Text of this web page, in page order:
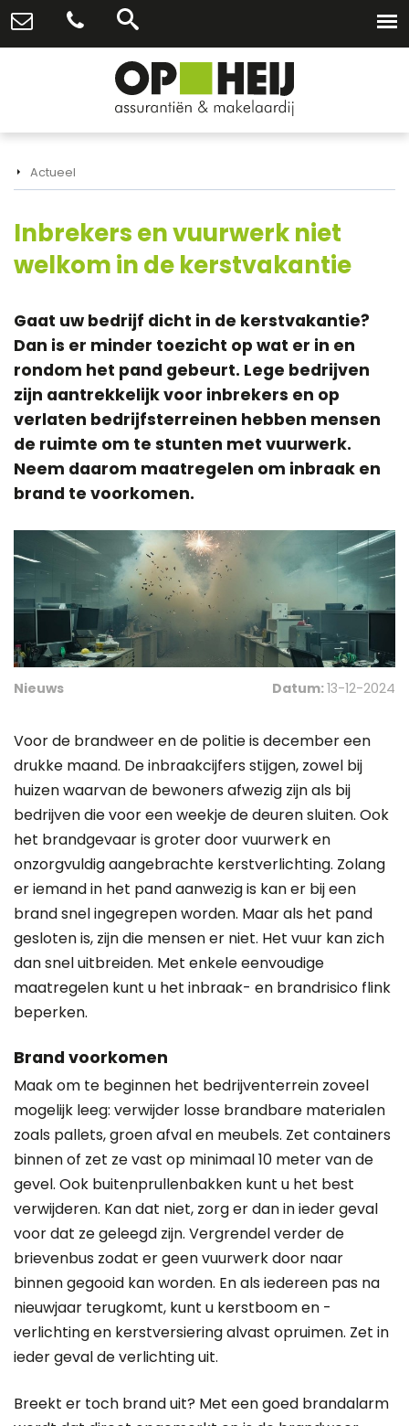
Actueel
Inbrekers en vuurwerk niet
welkom in de kerstvakantie
Gaat uw bedrijf dicht in de kerstvakantie?
Dan is er minder toezicht op wat er in en
rondom het pand gebeurt. Lege bedrijven
zijn aantrekkelijk voor inbrekers en op
verlaten bedrijfsterreinen hebben mensen
de ruimte om te stunten met vuurwerk.
Neem daarom maatregelen om inbraak en
brand te voorkomen.
Nieuws Datum:13-12-2024
Voor de brandweer en de politie is december een
drukke maand. De inbraakcijfers stijgen, zowel bij
huizen waarvan de bewoners afwezig zijn als bij
bedrijven die voor een weekje de deuren sluiten. Ook
het brandgevaar is groter door vuurwerk en
onzorgvuldig aangebrachte kerstverlichting. Zolang
er iemand in het pand aanwezig is kan er bij een
brand snel ingegrepen worden. Maar als het pand
gesloten is, zijn die mensen er niet. Het vuur kan zich
dan snel uitbreiden. Met enkele eenvoudige
maatregelen kunt u het inbraak- en brandrisico flink
beperken.
Brand voorkomen
Maak om te beginnen het bedrijventerrein zoveel
mogelijk leeg: verwijder losse brandbare materialen
zoals pallets, groen afval en meubels. Zet containers
binnen of zet ze vast op minimaal 10 meter van de
gevel. Ook buitenprullenbakken kunt u het best
verwijderen. Kan dat niet, zorg er dan in ieder geval
voor dat ze geleegd zijn. Vergrendel verder de
brievenbus zodat er geen vuurwerk door naar
binnen gegooid kan worden. En als iedereen pas na
nieuwjaar terugkomt, kunt u kerstboom en -
verlichting en kerstversiering alvast opruimen. Zet in
ieder geval de verlichting uit.
Breekt er toch brand uit? Met een goed brandalarm